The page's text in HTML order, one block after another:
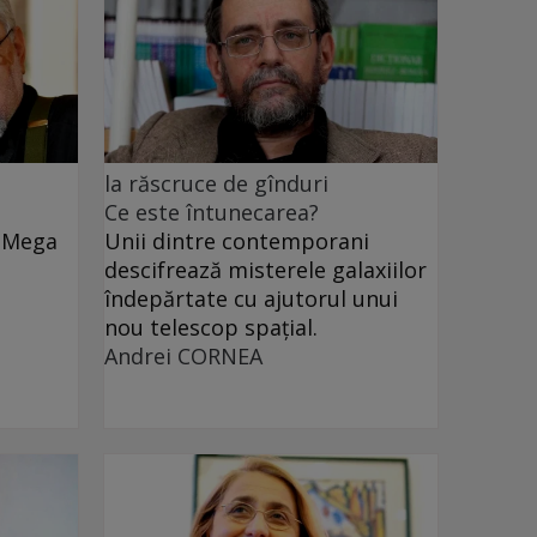
la răscruce de gînduri
Ce este întunecarea?
Unii dintre contemporani
descifrează misterele galaxiilor
îndepărtate cu ajutorul unui
nou telescop spațial.
Andrei CORNEA